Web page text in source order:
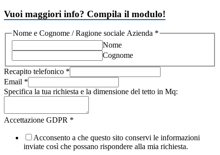
Vuoi maggiori info? Compila il modulo!
Nome e Cognome / Ragione sociale Azienda *
Nome
Cognome
Recapito telefonico *
Email *
Specifica la tua richiesta e la dimensione del tetto in Mq:
Accettazione GDPR *
Acconsento a che questo sito conservi le informazioni
inviate così che possano rispondere alla mia richiesta.